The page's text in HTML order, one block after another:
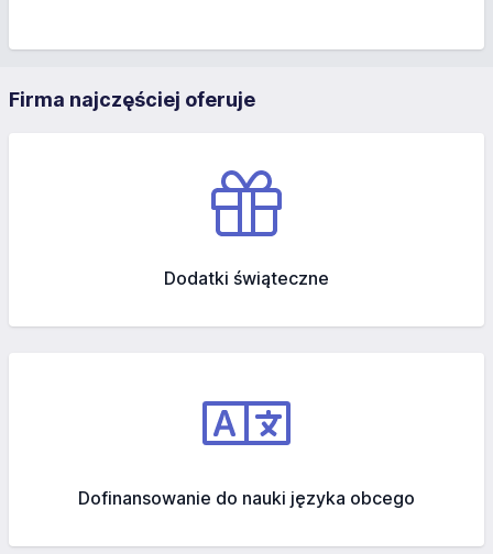
Firma najczęściej oferuje
Dodatki świąteczne
Dofinansowanie do nauki języka obcego